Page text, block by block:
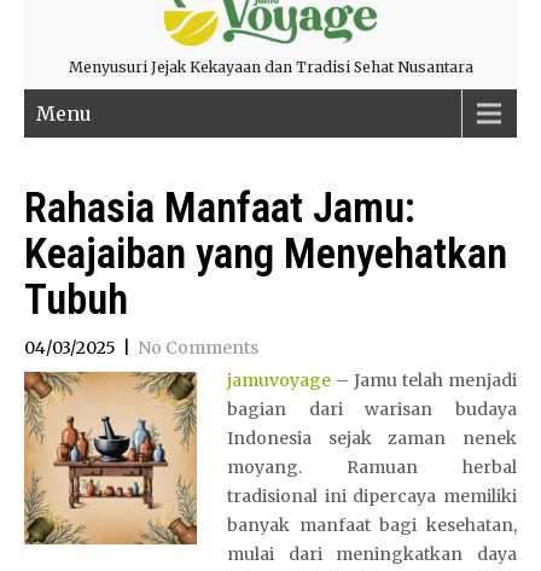
Menyusuri Jejak Kekayaan dan Tradisi Sehat Nusantara
Menu
Rahasia Manfaat Jamu:
Keajaiban yang Menyehatkan
Tubuh
04/03/2025
No Comments
jamuvoyage– Jamu telah menjadi
bagian dari warisan budaya
Indonesia sejak zaman nenek
moyang. Ramuan herbal
tradisional ini dipercaya memiliki
banyak manfaat bagi kesehatan,
mulai dari meningkatkan daya